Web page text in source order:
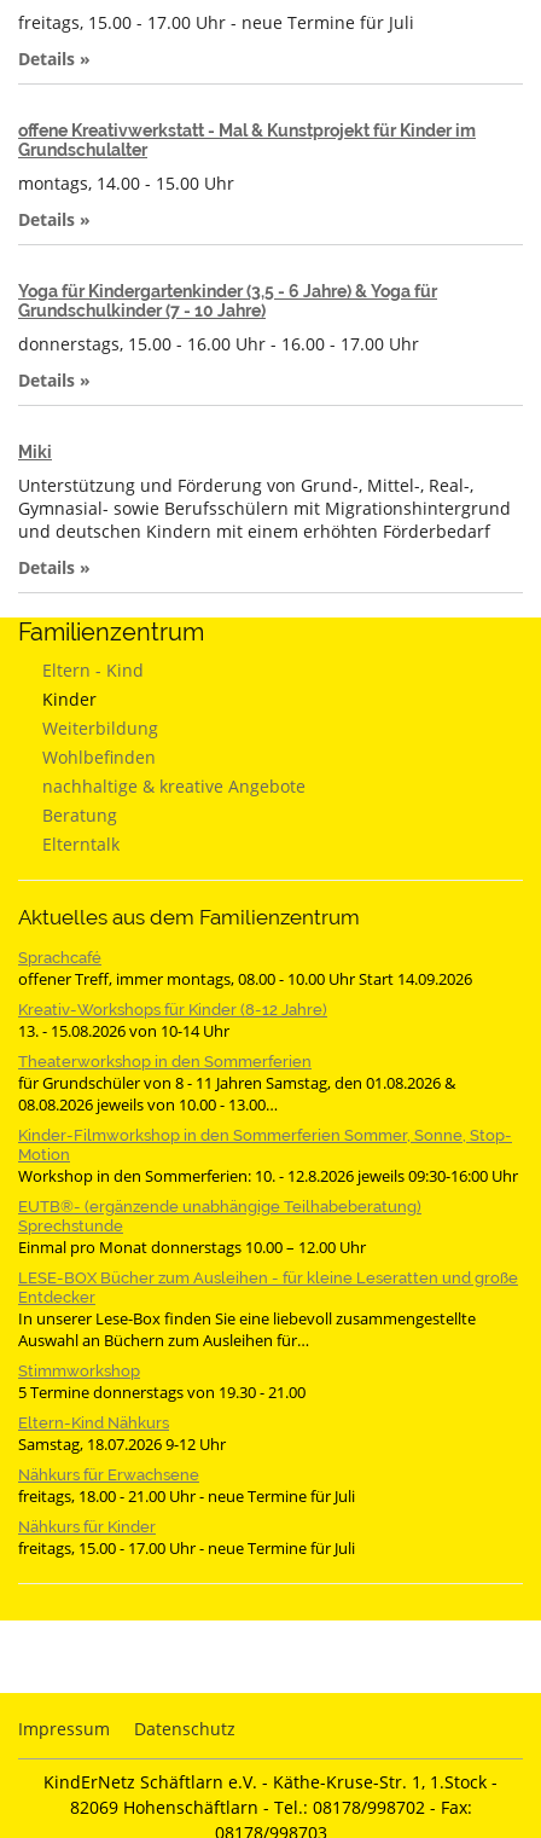
freitags, 15.00 - 17.00 Uhr - neue Termine für Juli
Details »
offene Kreativwerkstatt - Mal & Kunstprojekt für Kinder im
Grundschulalter
montags, 14.00 - 15.00 Uhr
Details »
Yoga für Kindergartenkinder (3,5 - 6 Jahre) & Yoga für
Grundschulkinder (7 - 10 Jahre)
donnerstags, 15.00 - 16.00 Uhr - 16.00 - 17.00 Uhr
Details »
Miki
Unterstützung und Förderung von Grund-, Mittel-, Real-,
Gymnasial- sowie Berufsschülern mit Migrationshintergrund
und deutschen Kindern mit einem erhöhten Förderbedarf
Details »
Familienzentrum
Eltern - Kind
Kinder
Weiterbildung
Wohlbefinden
nachhaltige & kreative Angebote
Beratung
Elterntalk
Aktuelles aus dem Familienzentrum
Sprachcafé
offener Treff, immer montags, 08.00 - 10.00 Uhr Start 14.09.2026
Kreativ-Workshops für Kinder (8-12 Jahre)
13. - 15.08.2026 von 10-14 Uhr
Theaterworkshop in den Sommerferien
für Grundschüler von 8 - 11 Jahren Samstag, den 01.08.2026 &
08.08.2026 jeweils von 10.00 - 13.00…
Kinder-Filmworkshop in den Sommerferien Sommer, Sonne, Stop-
Motion
Workshop in den Sommerferien: 10. - 12.8.2026 jeweils 09:30-16:00 Uhr
EUTB®- (ergänzende unabhängige Teilhabeberatung)
Sprechstunde
Einmal pro Monat donnerstags 10.00 – 12.00 Uhr
LESE-BOX Bücher zum Ausleihen - für kleine Leseratten und große
Entdecker
In unserer Lese-Box finden Sie eine liebevoll zusammengestellte
Auswahl an Büchern zum Ausleihen für…
Stimmworkshop
5 Termine donnerstags von 19.30 - 21.00
Eltern-Kind Nähkurs
Samstag, 18.07.2026 9-12 Uhr
Nähkurs für Erwachsene
freitags, 18.00 - 21.00 Uhr - neue Termine für Juli
Nähkurs für Kinder
freitags, 15.00 - 17.00 Uhr - neue Termine für Juli
Impressum Datenschutz
KindErNetz Schäftlarn e.V. - Käthe-Kruse-Str. 1, 1.Stock -
82069 Hohenschäftlarn - Tel.: 08178/998702 - Fax:
08178/998703